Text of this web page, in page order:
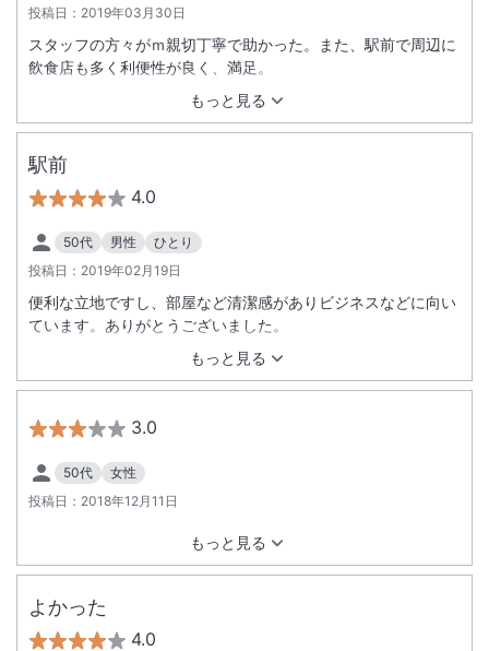
投稿日： 2019年03月30日
もっと見る
スタッフの方々がｍ親切丁寧で助かった。また、駅前で周辺に
飲食店も多く利便性が良く、満足。
駅前
4.0
50代 男性
ひとり
投稿日： 2019年02月19日
もっと見る
便利な立地ですし、部屋など清潔感がありビジネスなどに向い
ています。ありがとうございました。
3.0
50代
女性
投稿日： 2018年12月11日
もっと見る
よかった
4.0